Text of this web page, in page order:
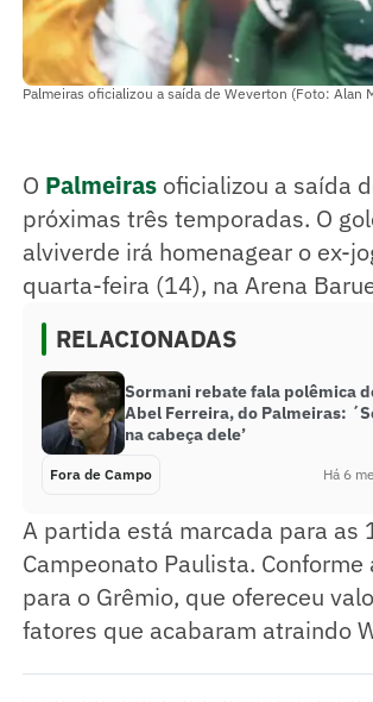
Palmeiras oficializou a saída de Weverton (Foto: Alan
O Palmeiras oficializou a saída
próximas três temporadas. O
alviverde irá homenagear o ex-
quarta-feira (14), na Arena
RELACIONADAS
Sormani rebate fala polêmica
Abel Ferreira, do Palmeiras:
na cabeça dele’
Fora de Campo Há 6
A partida está marcada para as
Campeonato Paulista.
para o Grêmio, que ofereceu
fatores que acabaram atraindo